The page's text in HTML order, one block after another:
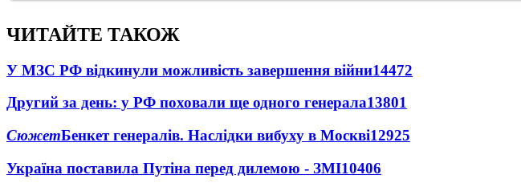
ЧИТАЙТЕ ТАКОЖ
У МЗС РФ відкинули можливість завершення війни14472
Другий за день: у РФ поховали ще одного генерала13801
СюжетБенкет генералів. Наслідки вибуху в Москві12925
Україна поставила Путіна перед дилемою - ЗМІ10406